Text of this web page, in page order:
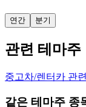
연간 분기
관련 테마주
중고차/렌터카 관
같은 테마주 종